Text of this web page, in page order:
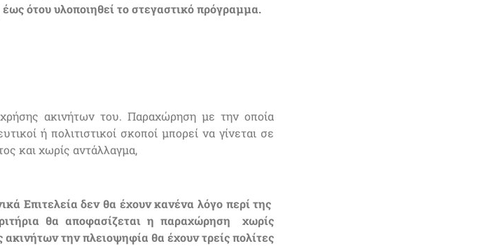
ότου υλοποιηθεί το στεγαστικό πρόγραμμα.
ακινήτων του. Παραχώρηση με την οποία
ή πολιτιστικοί σκοποί μπορεί να γίνεται σε
και χωρίς αντάλλαγμα,
Επιτελεία δεν θα έχουν κανένα λόγο περί της
θα αποφασίζεται η παραχώρηση χωρίς
την πλειοψηφία θα έχουν τρείς πολίτες